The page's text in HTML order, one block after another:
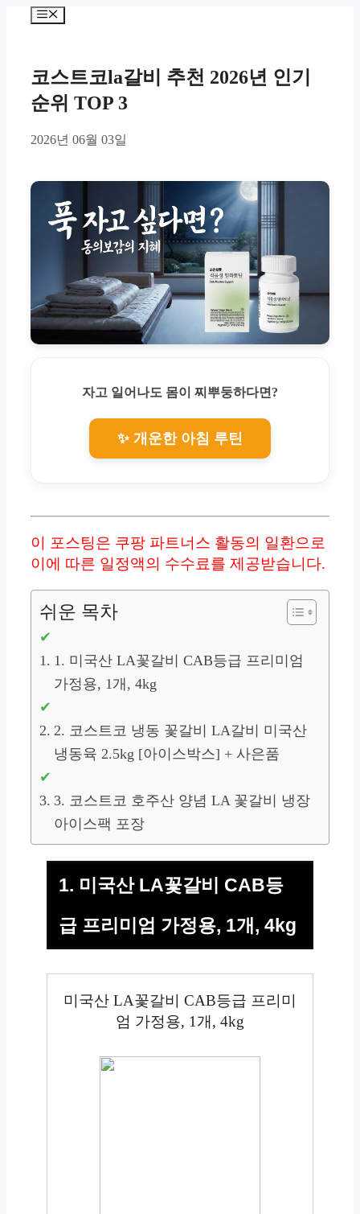
Menu
코스트코la갈비 추천 2026년 인기
순위 TOP 3
2026년 06월 03일
자고 일어나도 몸이 찌뿌둥하다면?
✨ 개운한 아침 루틴
이 포스팅은 쿠팡 파트너스 활동의 일환으로
이에 따른 일정액의 수수료를 제공받습니다.
쉬운 목차
1. 미국산 LA꽃갈비 CAB등급 프리미엄
가정용, 1개, 4kg
2. 코스트코 냉동 꽃갈비 LA갈비 미국산
냉동육 2.5kg [아이스박스] + 사은품
3. 코스트코 호주산 양념 LA 꽃갈비 냉장
아이스팩 포장
1. 미국산 LA꽃갈비 CAB등
급 프리미엄 가정용, 1개, 4kg
미국산 LA꽃갈비 CAB등급 프리미
엄 가정용, 1개, 4kg